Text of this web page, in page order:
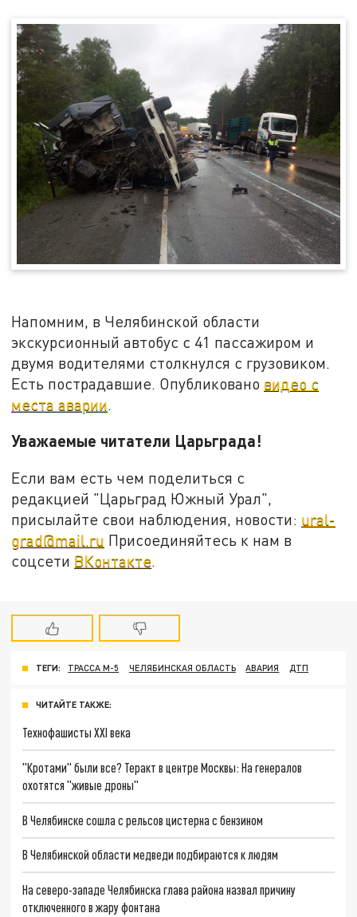
Напомним, в Челябинской области
экскурсионный автобус с 41 пассажиром и
двумя водителями столкнулся с грузовиком.
Есть пострадавшие. Опубликовано видео с
места аварии
Уважаемые читатели Царьграда!
Если вам есть чем поделиться с
редакцией "Царьград Южный Урал",
присылайте свои наблюдения, новости: ural-
grad@mail.ru Присоединяйтесь к нам в
соцсети ВКонтакте.
ТЕГИ: ТРАССА М-5 ЧЕЛЯБИНСКАЯ ОБЛАСТЬ АВАРИЯ ДТП
ЧИТАЙТЕ ТАКЖЕ:
Технофашисты XXI века
"Кротами" были все? Теракт в центре Москвы: На генералов
охотятся "живые дроны"
В Челябинске сошла с рельсов цистерна с бензином
В Челябинской области медведи подбираются к людям
На северо-западе Челябинска глава района назвал причину
отключенного в жару фонтана